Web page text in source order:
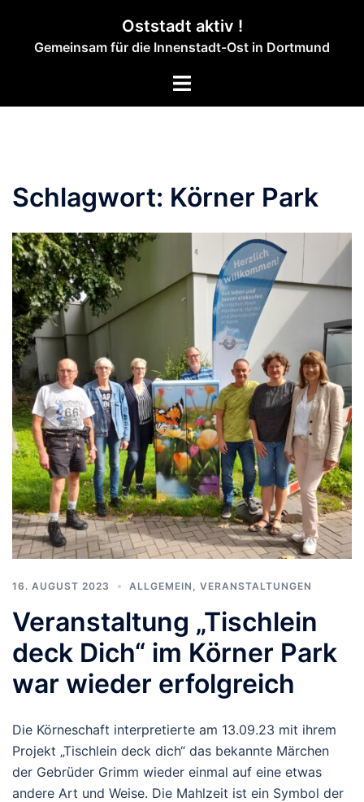
springen
Oststadt aktiv !
Gemeinsam für die Innenstadt-Ost in Dortmund
Menü
Schlagwort: Körner Park
16. AUGUST 2023 ALLGEMEIN VERANSTALTUNGEN
Veranstaltung „Tischlein
deck Dich“ im Körner Park
war wieder erfolgreich
Die Körneschaft interpretierte am 13.09.23 mit ihrem
Projekt „Tischlein deck dich“ das bekannte Märchen
der Gebrüder Grimm wieder einmal auf eine etwas
andere Art und Weise. Die Mahlzeit ist ein Symbol der